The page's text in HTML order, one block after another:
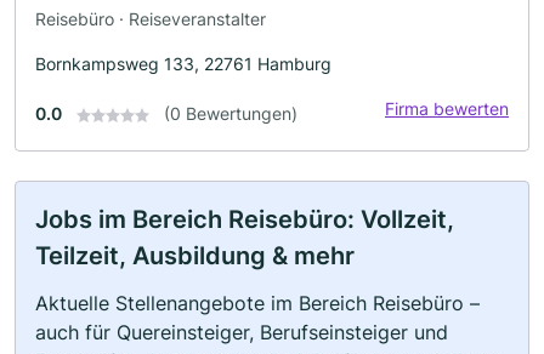
Reisebüro · Reiseveranstalter
Bornkampsweg 133, 22761 Hamburg
0.0 (0 Bewertungen) Firma bewerten
Jobs im Bereich Reisebüro: Vollzeit,
Teilzeit, Ausbildung & mehr
Aktuelle Stellenangebote im Bereich Reisebüro –
auch für Quereinsteiger, Berufseinsteiger und